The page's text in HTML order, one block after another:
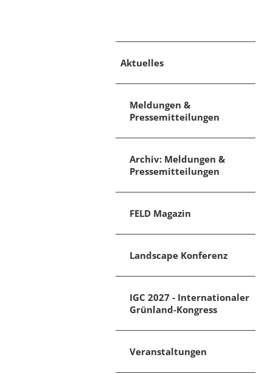
Aktuelles
Meldungen &
Pressemitteilungen
Archiv: Meldungen &
Pressemitteilungen
FELD Magazin
Landscape Konferenz
IGC 2027 - Internationaler
Grünland-Kongress
Veranstaltungen